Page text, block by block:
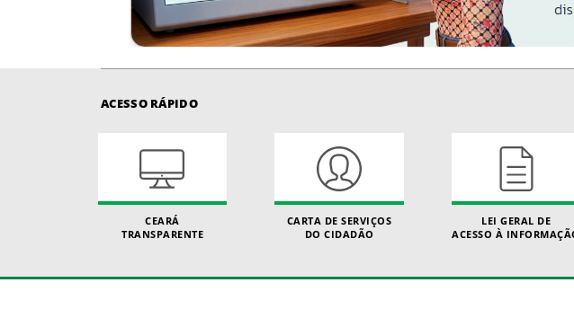
ACESSO RÁPIDO
CEARÁ
TRANSPARENTE
CARTA DE SERVIÇOS
DO CIDADÃO
LEI GERAL DE
ACESSO À